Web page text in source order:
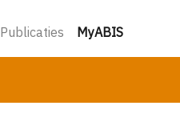
Publicaties MyABIS(huidige)